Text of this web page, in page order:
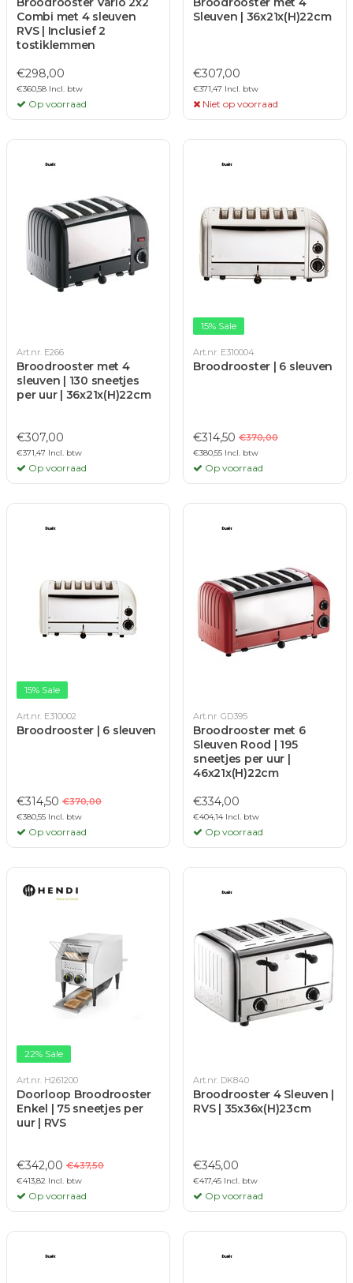
Combi met 4 sleuven
RVS | Inclusief 2
tostiklemmen
€298,00
€360,58 Incl. btw
Op voorraad
Sleuven | 36x21x(H)22cm
€307,00
€371,47 Incl. btw
Niet op voorraad
Art.nr. E266
Broodrooster met 4
sleuven | 130 sneetjes
per uur | 36x21x(H)22cm
€307,00
€371,47 Incl. btw
Op voorraad
15% Sale
Art.nr. E310004
Broodrooster | 6 sleuven
€314,50 €370,00
€380,55 Incl. btw
Op voorraad
15% Sale
Art.nr. E310002
Broodrooster | 6 sleuven
€314,50 €370,00
€380,55 Incl. btw
Op voorraad
Art.nr. GD395
Broodrooster met 6
Sleuven Rood | 195
sneetjes per uur |
46x21x(H)22cm
€334,00
€404,14 Incl. btw
Op voorraad
22% Sale
Art.nr. H261200
Doorloop Broodrooster
Enkel | 75 sneetjes per
uur | RVS
€342,00 €437,50
€413,82 Incl. btw
Op voorraad
Art.nr. DK840
Broodrooster 4 Sleuven |
RVS | 35x36x(H)23cm
€345,00
€417,45 Incl. btw
Op voorraad